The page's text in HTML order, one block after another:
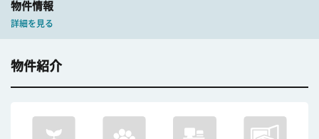
物件情報
詳細を見る
物件紹介